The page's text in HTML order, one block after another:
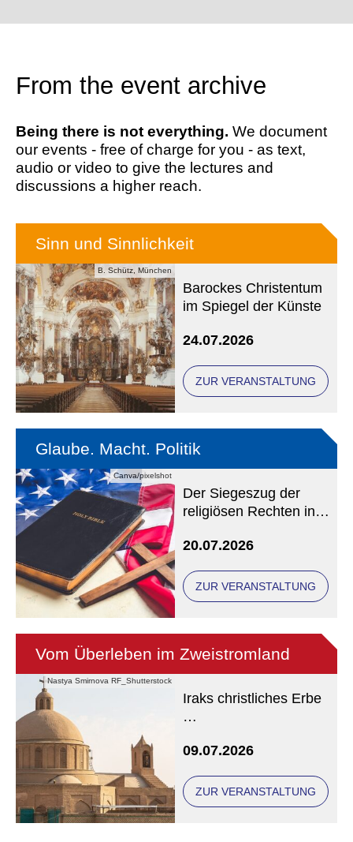
From the event archive
Being there is not everything. We document
our events - free of charge for you - as text,
audio or video to give the lectures and
discussions a higher reach.
B. Schütz, München
Sinn und Sinnlichkeit
Barockes Christentum
im Spiegel der Künste
24.07.2026
ZUR VERANSTALTUNG
Canva/pixelshot
Glaube. Macht. Politik
Der Siegeszug der
religiösen Rechten in
20.07.2026
ZUR VERANSTALTUNG
Nastya Smirnova RF_Shutterstock
Vom Überleben im Zweistromland
Iraks christliches Erbe
Freunde und Gönner
09.07.2026
ZUR VERANSTALTUNG